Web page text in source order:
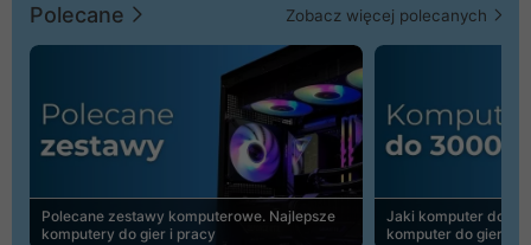
Polecane Zobacz więcej polecanych
Polecane zestawy komputerowe. Najlepsze
komputery do gier i pracy
Jaki komputer do
komputer do gier |